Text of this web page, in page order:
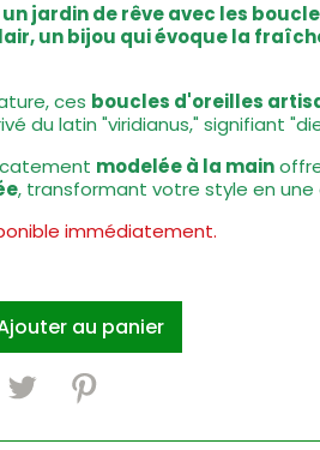
jardin de rêve avec les
un bijou qui évoque la
ces boucles d'oreilles
du latin "viridianus," signifiant
modelée à la main
, transformant votre style en
immédiatement.
au panier